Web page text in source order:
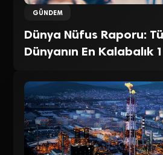
GÜNDEM
Dünya Nüfus Raporu:
Dünyanın En Kalabalık